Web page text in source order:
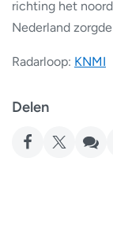
richting het
Nederland
Radarloop: KNMI
Delen